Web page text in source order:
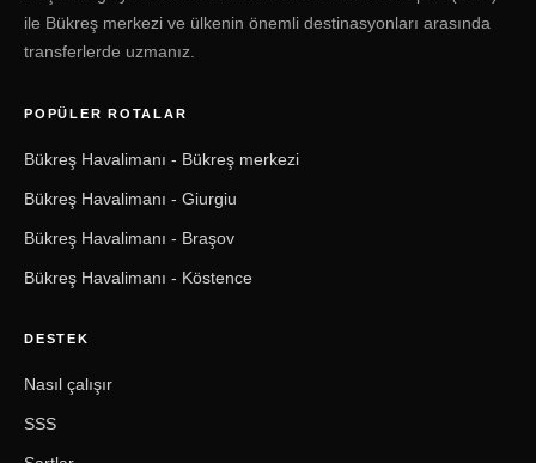
ile Bükreş merkezi ve ülkenin önemli destinasyonları arasında
transferlerde uzmanız.
POPÜLER ROTALAR
Bükreş Havalimanı - Bükreş merkezi
Bükreş Havalimanı - Giurgiu
Bükreş Havalimanı - Braşov
Bükreş Havalimanı - Köstence
DESTEK
Nasıl çalışır
SSS